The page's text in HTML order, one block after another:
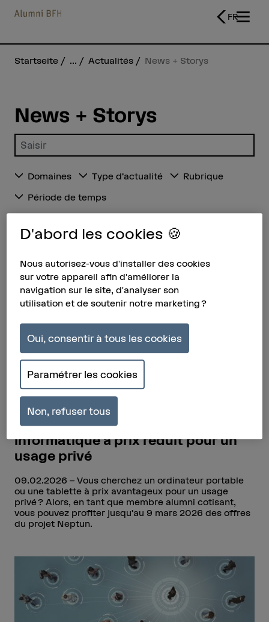
FR
Startseite ... Actualités News + Storys
News + Storys
Saisir un terme
Domaines Type d’actualité Rubrique
Période de temps
4 News + Storys
News
Projet Neptun: du matériel
informatique à prix réduit pour un
usage privé
09.02.2026
Vous cherchez un ordinateur portable
ou une tablette à prix avantageux pour un usage
privé ? Alors, en tant que membre alumni cotisant,
vous pouvez profiter jusqu’au 9 mars 2026 des offres
du projet Neptun.
D'abord les cookies 🍪
Nous autorisez-vous d'installer des cookies
sur votre appareil afin d'améliorer la
navigation sur le site, d'analyser son
utilisation et de soutenir notre marketing ?
Oui, consentir à tous les cookies
Paramétrer les cookies
Non, refuser tous